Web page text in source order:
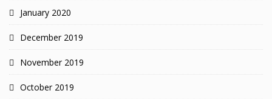
January 2020
December 2019
November 2019
October 2019